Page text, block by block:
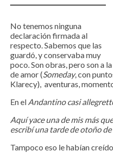
No tenemos ninguna
declaración firmada al
respecto. Sabemos que las
guardó, y conservaba muy
poco. Son obras, pero son a
de amor (Someday, con
Klarecy), aventuras,
En el Andantino casi
Aquí yace una de mis más
escribí una tarde de otoño de
Tampoco eso le habían